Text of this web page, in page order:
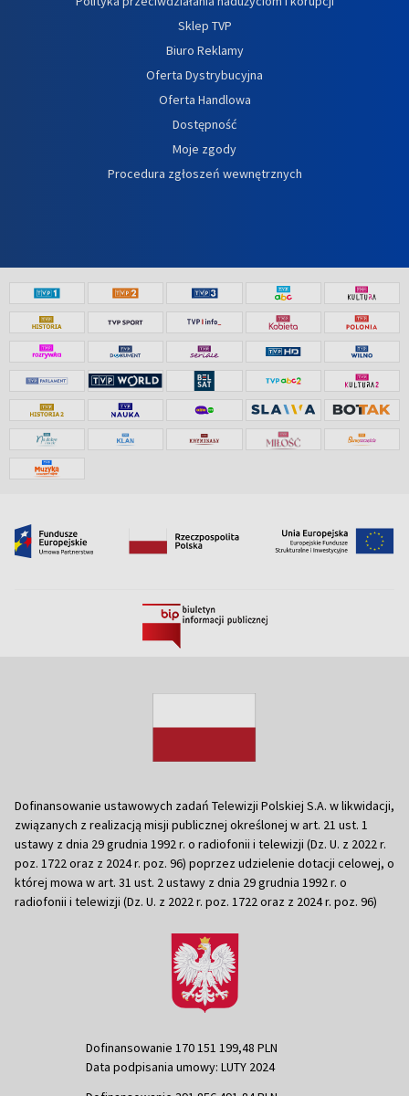
Sklep TVP
Biuro Reklamy
Oferta Dystrybucyjna
Oferta Handlowa
Dostępność
Moje zgody
Procedura zgłoszeń wewnętrznych
Dofinansowanie ustawowych zadań Telewizji Polskiej S.A. w likwidacji,
związanych z realizacją misji publicznej określonej w art. 21 ust. 1
ustawy z dnia 29 grudnia 1992 r. o radiofonii i telewizji (Dz. U. z 2022 r.
poz. 1722 oraz z 2024 r. poz. 96) poprzez udzielenie dotacji celowej, o
której mowa w art. 31 ust. 2 ustawy z dnia 29 grudnia 1992 r. o
radiofonii i telewizji (Dz. U. z 2022 r. poz. 1722 oraz z 2024 r. poz. 96)
Dofinansowanie 170 151 199,48 PLN
Data podpisania umowy: LUTY 2024